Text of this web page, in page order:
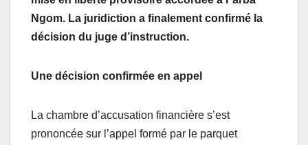
Ngom. La juridiction a finalement confirmé la
décision du juge d’instruction.
Une décision confirmée en appel
La chambre d’accusation financière s’est
prononcée sur l’appel formé par le parquet